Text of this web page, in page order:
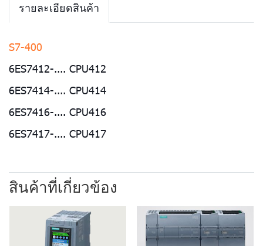
รายละเอียดสินค้า
S7-400
6ES7412-.... CPU412
6ES7414-.... CPU414
6ES7416-.... CPU416
6ES7417-.... CPU417
สินค้าที่เกี่ยวข้อง